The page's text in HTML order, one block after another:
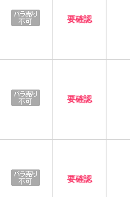
要確認
要確認
要確認